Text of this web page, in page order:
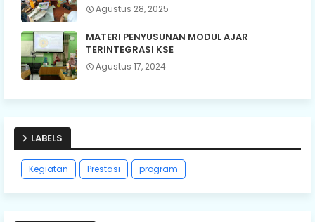
Agustus 28, 2025
MATERI PENYUSUNAN MODUL AJAR
TERINTEGRASI KSE
Agustus 17, 2024
LABELS
Kegiatan Prestasi program